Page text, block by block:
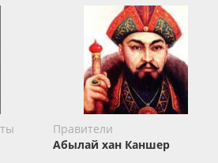
Правители
Абылай хан Каншер